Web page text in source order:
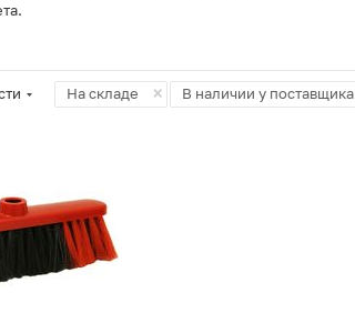
×
На складе В наличии у поставщика